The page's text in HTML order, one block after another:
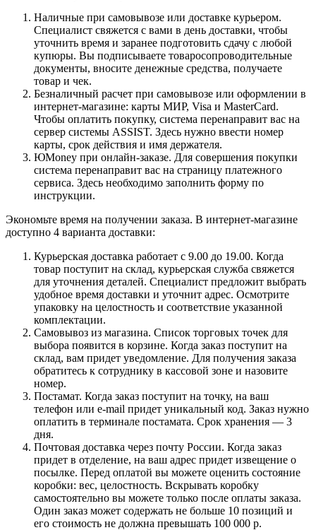
Наличные при самовывозе или доставке курьером.
Специалист свяжется с вами в день доставки, чтобы
уточнить время и заранее подготовить сдачу с любой
купюры. Вы подписываете товаросопроводительные
документы, вносите денежные средства, получаете
товар и чек.
Безналичный расчет при самовывозе или оформлении в
интернет-магазине: карты МИР, Visa и MasterCard.
Чтобы оплатить покупку, система перенаправит вас на
сервер системы ASSIST. Здесь нужно ввести номер
карты, срок действия и имя держателя.
ЮMoney при онлайн-заказе. Для совершения покупки
система перенаправит вас на страницу платежного
сервиса. Здесь необходимо заполнить форму по
инструкции.
Экономьте время на получении заказа. В интернет-магазине
доступно 4 варианта доставки:
Курьерская доставка работает с 9.00 до 19.00. Когда
товар поступит на склад, курьерская служба свяжется
для уточнения деталей. Специалист предложит выбрать
удобное время доставки и уточнит адрес. Осмотрите
упаковку на целостность и соответствие указанной
комплектации.
Самовывоз из магазина. Список торговых точек для
выбора появится в корзине. Когда заказ поступит на
склад, вам придет уведомление. Для получения заказа
обратитесь к сотруднику в кассовой зоне и назовите
номер.
Постамат. Когда заказ поступит на точку, на ваш
телефон или e-mail придет уникальный код. Заказ нужно
оплатить в терминале постамата. Срок хранения — 3
дня.
Почтовая доставка через почту России. Когда заказ
придет в отделение, на ваш адрес придет извещение о
посылке. Перед оплатой вы можете оценить состояние
коробки: вес, целостность. Вскрывать коробку
самостоятельно вы можете только после оплаты заказа.
Один заказ может содержать не больше 10 позиций и
его стоимость не должна превышать 100 000 р.